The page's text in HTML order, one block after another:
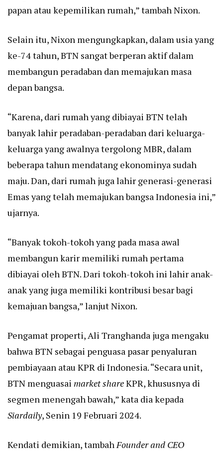
papan atau kepemilikan rumah,” tambah Nixon.
Selain itu, Nixon mengungkapkan, dalam usia yang
ke-74 tahun, BTN sangat berperan aktif dalam
membangun peradaban dan memajukan masa
depan bangsa.
“Karena, dari rumah yang dibiayai BTN telah
banyak lahir peradaban-peradaban dari keluarga-
keluarga yang awalnya tergolong MBR, dalam
beberapa tahun mendatang ekonominya sudah
maju. Dan, dari rumah juga lahir generasi-generasi
Emas yang telah memajukan bangsa Indonesia ini,”
ujarnya.
“Banyak tokoh-tokoh yang pada masa awal
membangun karir memiliki rumah pertama
dibiayai oleh BTN. Dari tokoh-tokoh ini lahir anak-
anak yang juga memiliki kontribusi besar bagi
kemajuan bangsa,” lanjut Nixon.
Pengamat properti, Ali Tranghanda juga mengaku
bahwa BTN sebagai penguasa pasar penyaluran
pembiayaan atau KPR di Indonesia. “Secara unit,
BTN menguasai market shareKPR, khususnya di
segmen menengah bawah,” kata dia kepada
Siardaily, Senin 19 Februari 2024.
Kendati demikian, tambahFounder and CEO